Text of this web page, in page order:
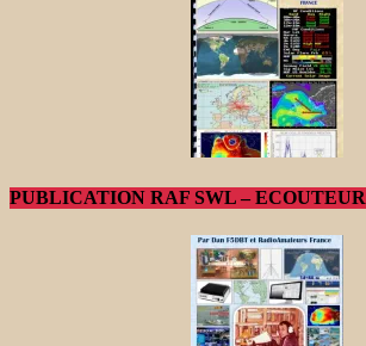
PUBLICATION RAF SWL – ECOUTEUR